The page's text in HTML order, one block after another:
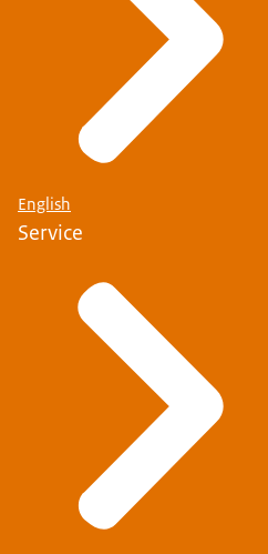
English
Service